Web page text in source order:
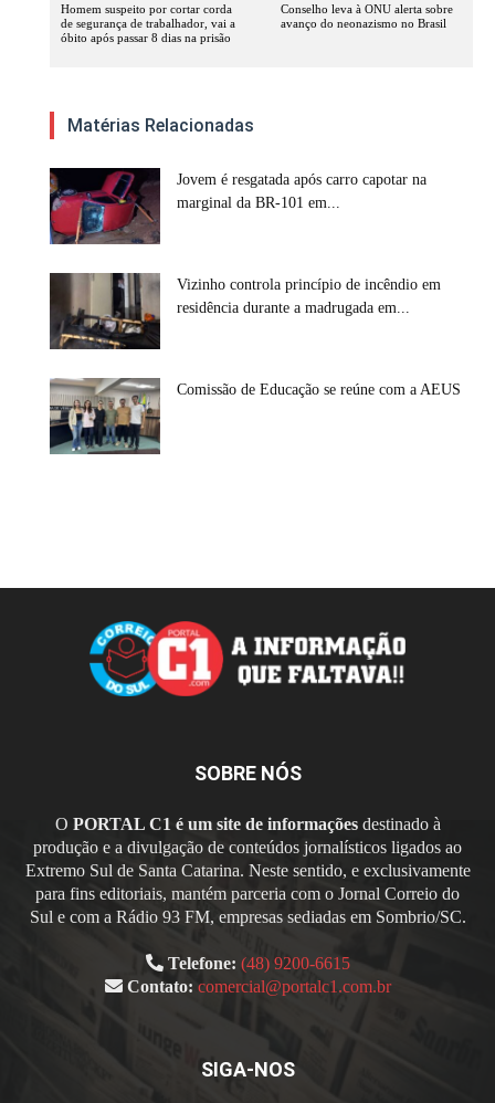
Homem suspeito por cortar corda
de segurança de trabalhador, vai a
óbito após passar 8 dias na prisão
Conselho leva à ONU alerta sobre
avanço do neonazismo no Brasil
Matérias Relacionadas
Jovem é resgatada após carro capotar na
marginal da BR-101 em...
Vizinho controla princípio de incêndio em
residência durante a madrugada em...
Comissão de Educação se reúne com a AEUS
SOBRE NÓS
O PORTAL C1 é um site de informaçõesdestinado à
produção e a divulgação de conteúdos jornalísticos ligados ao
Extremo Sul de Santa Catarina. Neste sentido, e exclusivamente
para fins editoriais, mantém parceria com o Jornal Correio do
Sul e com a Rádio 93 FM, empresas sediadas em Sombrio/SC.
Telefone: (48) 9200-6615
Contato: comercial@portalc1.com.br
SIGA-NOS